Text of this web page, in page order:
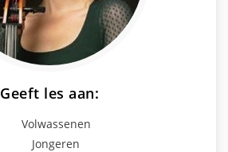
Geeft les aan:
Volwassenen
Jongeren